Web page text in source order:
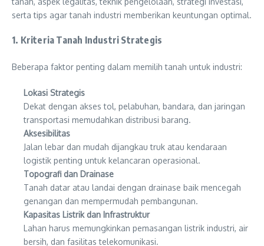
serta tips agar tanah industri memberikan keuntungan optimal.
1. Kriteria Tanah Industri Strategis
Beberapa faktor penting dalam memilih tanah untuk industri:
Lokasi Strategis
Dekat dengan akses tol, pelabuhan, bandara, dan jaringan
transportasi memudahkan distribusi barang.
Aksesibilitas
Jalan lebar dan mudah dijangkau truk atau kendaraan
logistik penting untuk kelancaran operasional.
Topografi dan Drainase
Tanah datar atau landai dengan drainase baik mencegah
genangan dan mempermudah pembangunan.
Kapasitas Listrik dan Infrastruktur
Lahan harus memungkinkan pemasangan listrik industri, air
bersih, dan fasilitas telekomunikasi.